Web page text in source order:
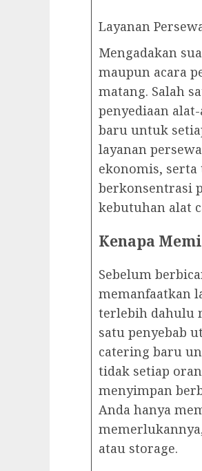
Layanan
Mengadakan
maupun acara
matang. Salah
penyediaan
baru untuk
layanan
ekonomis, serta
berkonsentrasi
kebutuhan alat
Kenapa
Sebelum
memanfaatkan
terlebih dahulu
satu penyebab
catering baru
tidak setiap
menyimpan
Anda hanya
atau storage.